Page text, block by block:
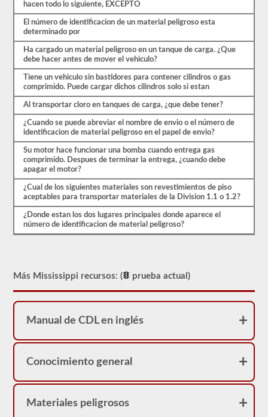
aprobación
de
materiales
peligrosos
para
ser
para
llevar
una
aprobación
de
HazMat.
Nuestra
prueba
se
utilizado
desde
1999
para
aprobar
aprobación
hacen todo lo siguiente, EXCEPTO
El número de identificacion de un material peligroso esta
determinado por
Ha cargado un material peligroso en un tanque de carga. ¿Que
debe hacer antes de mover el vehiculo?
Tiene un vehiculo sin bastidores para contener cilindros o gas
comprimido. Puede cargar dichos cilindros solo si estan
Al transportar cloro en tanques de carga, ¿que debe tener?
¿Cuando se puede abreviar el nombre de envio o el número de
identificacion de material peligroso en el papel de envio?
Su motor hace funcionar una bomba cuando entrega gas
comprimido. Despues de terminar la entrega, ¿cuando debe
apagar el motor?
¿Cual de los siguientes materiales son revestimientos de piso
aceptables para transportar materiales de la Division 1.1 o 1.2?
¿Donde estan los dos lugares principales donde aparece el
número de identificacion de material peligroso?
Más Mississippi recursos: ( prueba actual)
Manual de CDL en inglés
Conocimiento general
Materiales peligrosos